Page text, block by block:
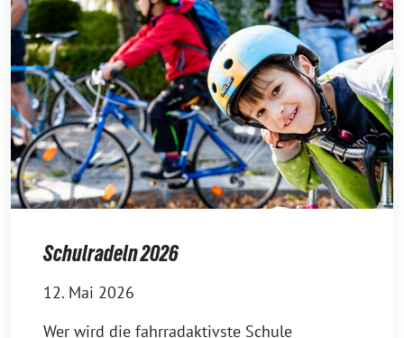
Schulradeln 2026
12. Mai 2026
Wer wird die fahrradaktivste Schule